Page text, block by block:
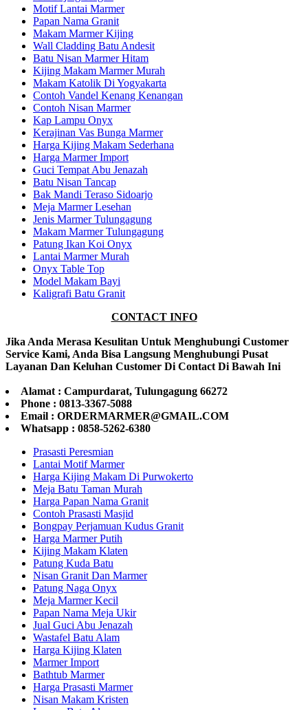
Motif Lantai Marmer
Papan Nama Granit
Makam Marmer Kijing
Wall Cladding Batu Andesit
Batu Nisan Marmer Hitam
Kijing Makam Marmer Murah
Makam Katolik Di Yogyakarta
Contoh Vandel Kenang Kenangan
Contoh Nisan Marmer
Kap Lampu Onyx
Kerajinan Vas Bunga Marmer
Harga Kijing Makam Sederhana
Harga Marmer Import
Guci Tempat Abu Jenazah
Batu Nisan Tancap
Bak Mandi Teraso Sidoarjo
Meja Marmer Lesehan
Jenis Marmer Tulungagung
Makam Marmer Tulungagung
Patung Ikan Koi Onyx
Lantai Marmer Murah
Onyx Table Top
Model Makam Bayi
Kaligrafi Batu Granit
CONTACT INFO
Jika Anda Merasa Kesulitan Untuk Menghubungi Customer
Service Kami, Anda Bisa Langsung Menghubungi Pusat
Layanan Dan Keluhan Customer Di Contact Di Bawah Ini
Alamat : Campurdarat, Tulungagung 66272
Phone : 0813-3367-5088
Email : ORDERMARMER@GMAIL.COM
Whatsapp : 0858-5262-6380
Prasasti Peresmian
Lantai Motif Marmer
Harga Kijing Makam Di Purwokerto
Meja Batu Taman Murah
Harga Papan Nama Granit
Contoh Prasasti Masjid
Bongpay Perjamuan Kudus Granit
Harga Marmer Putih
Kijing Makam Klaten
Patung Kuda Batu
Nisan Granit Dan Marmer
Patung Naga Onyx
Meja Marmer Kecil
Papan Nama Meja Ukir
Jual Guci Abu Jenazah
Wastafel Batu Alam
Harga Kijing Klaten
Marmer Import
Bathtub Marmer
Harga Prasasti Marmer
Nisan Makam Kristen